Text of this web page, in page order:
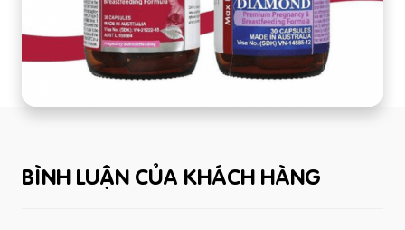
BÌNH LUẬN CỦA KHÁCH HÀNG